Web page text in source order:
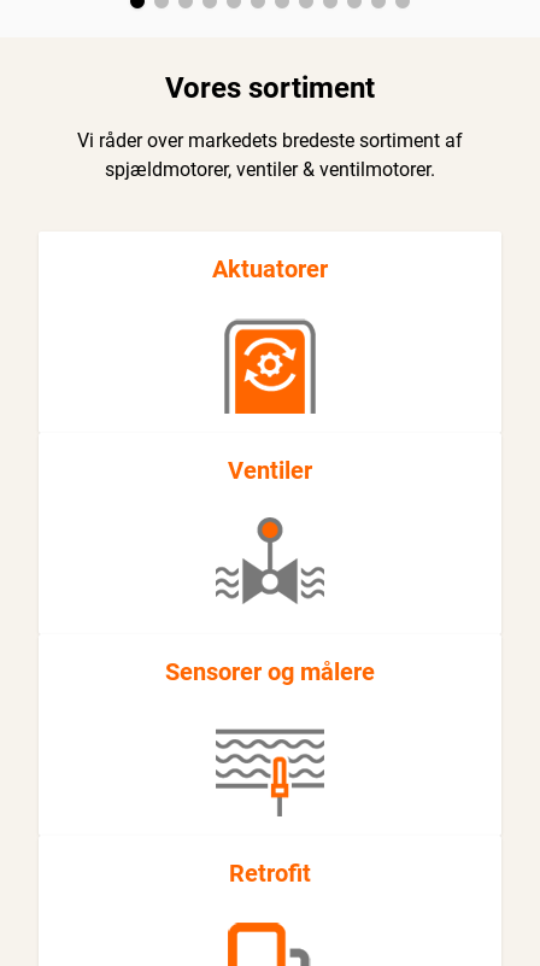
Vores sortiment
Vi råder over markedets bredeste sortiment af
spjældmotorer, ventiler & ventilmotorer.
Aktuatorer
Ventiler
Sensorer og målere
Retrofit